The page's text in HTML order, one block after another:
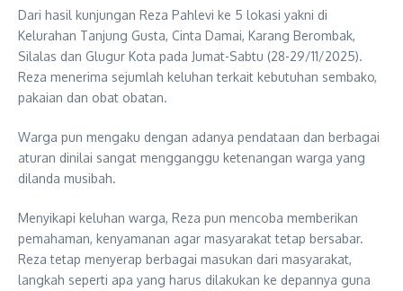
Dari hasil kunjungan Reza Pahlevi ke 5 lokasi yakni di
Kelurahan Tanjung Gusta, Cinta Damai, Karang Berombak,
Silalas dan Glugur Kota pada Jumat-Sabtu (28-29/11/2025).
Reza menerima sejumlah keluhan terkait kebutuhan sembako,
pakaian dan obat obatan.
Warga pun mengaku dengan adanya pendataan dan berbagai
aturan dinilai sangat mengganggu ketenangan warga yang
dilanda musibah.
Menyikapi keluhan warga, Reza pun mencoba memberikan
pemahaman, kenyamanan agar masyarakat tetap bersabar.
Reza tetap menyerap berbagai masukan dari masyarakat,
langkah seperti apa yang harus dilakukan ke depannya guna